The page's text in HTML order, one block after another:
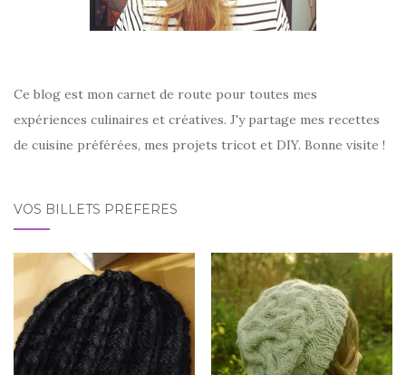
Ce blog est mon carnet de route pour toutes mes
expériences culinaires et créatives. J'y partage mes recettes
de cuisine préférées, mes projets tricot et DIY. Bonne visite !
VOS BILLETS PRÉFÉRÉS